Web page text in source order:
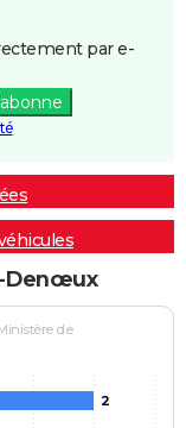
par e-
Denœux
de
2